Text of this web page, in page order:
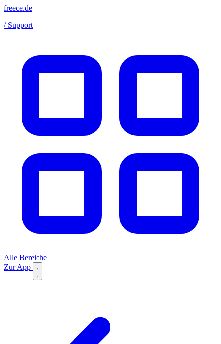
freece.de
/ Support
Alle Bereiche
Zur App